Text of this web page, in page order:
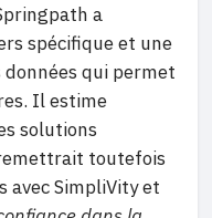
a
spécifique et une
qui permet
Il estime
solutions
toutefois
avec SimpliVity et